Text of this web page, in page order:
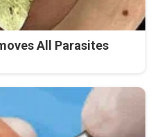
All Parasites